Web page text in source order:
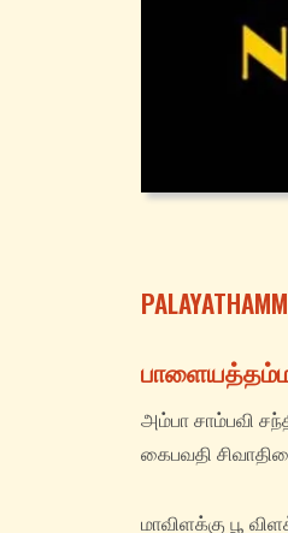
அம்பா சாம்பவி
கைபவதி
மாவிளக்கு பூ